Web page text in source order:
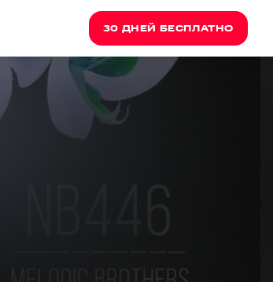
30 ДНЕЙ БЕСПЛАТНО